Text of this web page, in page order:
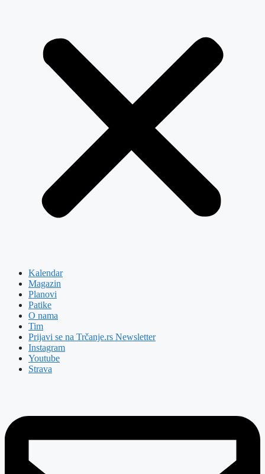
Kalendar
Magazin
Planovi
Patike
O nama
Tim
Prijavi se na Trčanje.rs Newsletter
Instagram
Youtube
Strava